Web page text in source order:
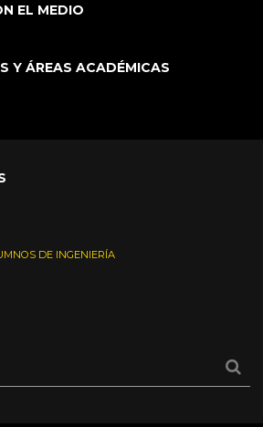
EL MEDIO
Y ÁREAS ACADÉMICAS
DE INGENIERÍA